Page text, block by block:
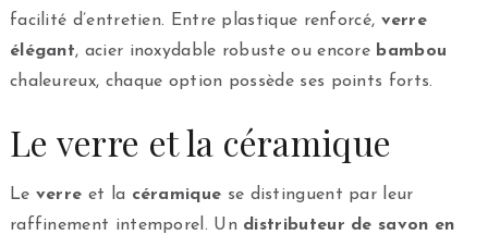
facilité d’entretien. Entre plastique renforcé, verre
élégant, acier inoxydable robuste ou encore bambou
chaleureux, chaque option possède ses points forts.
Le verre et la céramique
Le verre et la céramique se distinguent par leur
raffinement intemporel. Un distributeur de savon en